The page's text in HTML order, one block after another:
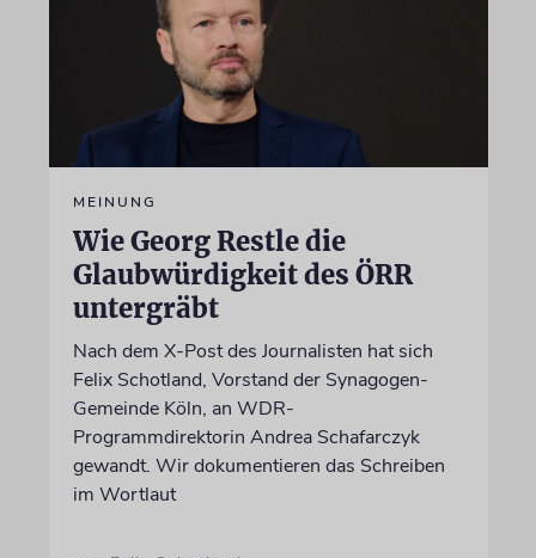
MEINUNG
Wie Georg Restle die
Glaubwürdigkeit des ÖRR
untergräbt
Nach dem X-Post des Journalisten hat sich
Felix Schotland, Vorstand der Synagogen-
Gemeinde Köln, an WDR-
Programmdirektorin Andrea Schafarczyk
gewandt. Wir dokumentieren das Schreiben
im Wortlaut